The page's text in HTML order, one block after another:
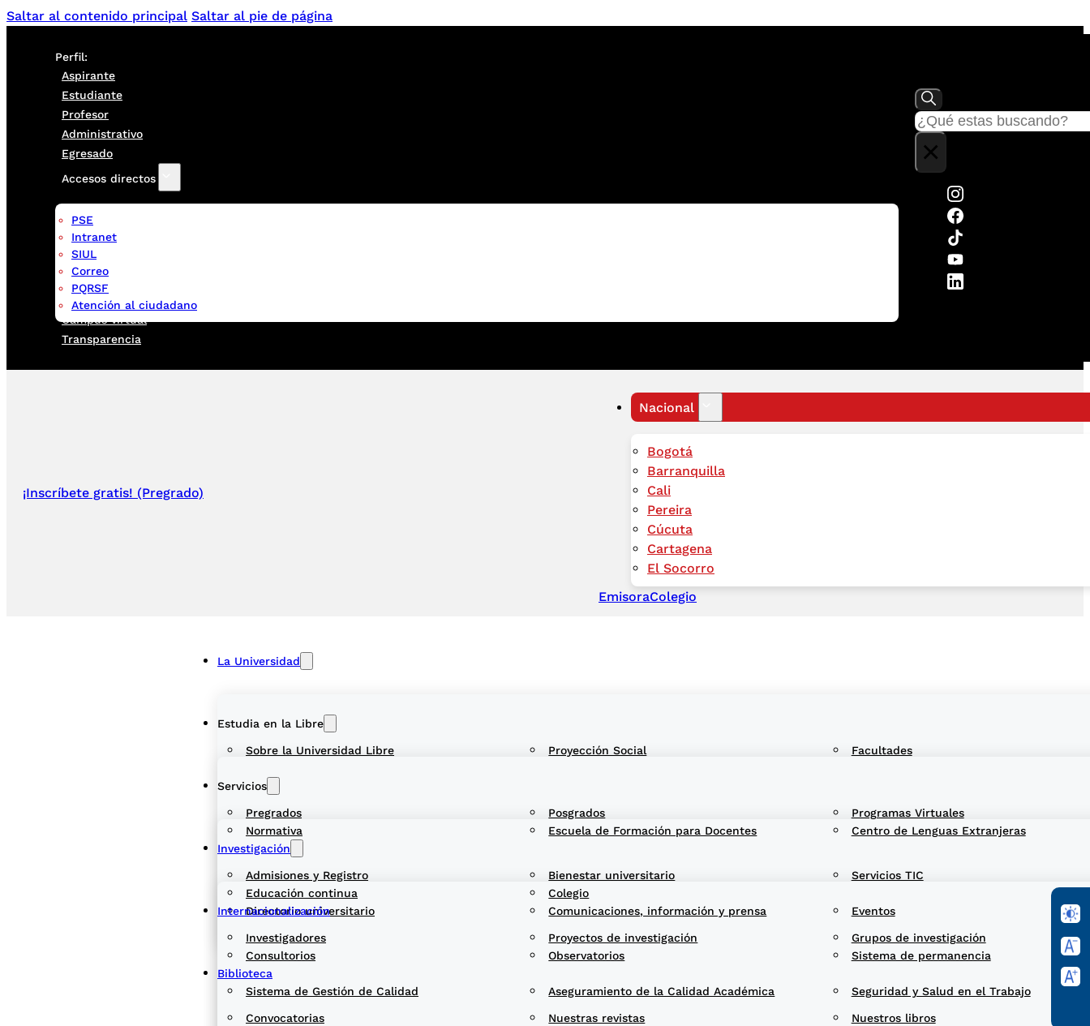
Saltar al contenido principal Saltar al pie de página
Perfil:
Aspirante
Estudiante
Profesor
Administrativo
Egresado
Accesos directos
PSE
Intranet
SIUL
Correo
PQRSF
Atención al ciudadano
Campus virtual
Transparencia
Buscar
×
¡Inscríbete gratis! (Pregrado)
Nacional
Bogotá
Barranquilla
Cali
Pereira
Cúcuta
Cartagena
El Socorro
EmisoraColegio
La Universidad
Sobre la Universidad Libre Proyección Social Facultades
Normativa Escuela de Formación para Docentes Centro de Lenguas Extranjeras
Directorio universitario Comunicaciones, información y prensa Eventos
Sistema de Gestión de Calidad Aseguramiento de la Calidad Académica Seguridad y Salud en el Trabajo
Estudia en la Libre
Pregrados Posgrados Programas Virtuales
Educación continua Colegio
Servicios
Admisiones y Registro Bienestar universitario Servicios TIC
Consultorios Observatorios Sistema de permanencia
Investigación
Investigadores Proyectos de investigación Grupos de investigación
Convocatorias Nuestras revistas Nuestros libros
Internacionalización
Biblioteca